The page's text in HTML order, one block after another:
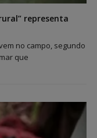
representa
no campo, segundo
que